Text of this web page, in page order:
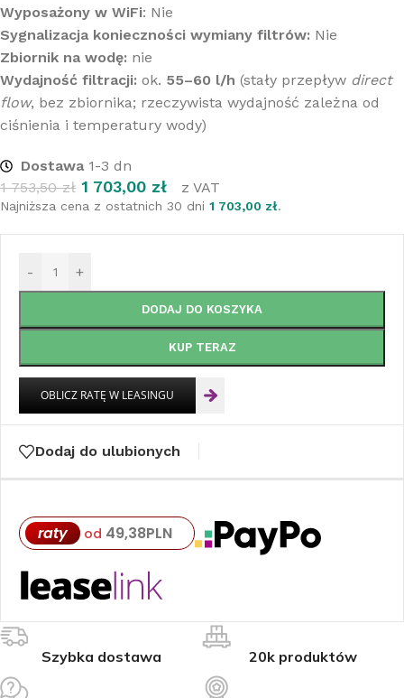
Wyposażony w WiFi: Nie
Sygnalizacja konieczności wymiany filtrów: Nie
Zbiornik na wodę: nie
Wydajność filtracji: ok. 55–60 l/h (stały przepływ direct
flow, bez zbiornika; rzeczywista wydajność zależna od
ciśnienia i temperatury wody)
Dostawa1-3 dn
1 753,50zł 1 703,00 zł z VAT
Najniższa cena z ostatnich 30 dni 1 703,00 zł.
- +
DODAJ DO KOSZYKA
KUP TERAZ
Dodaj do ulubionych
raty od 49,38PLN
Szybka dostawa 20k produktów